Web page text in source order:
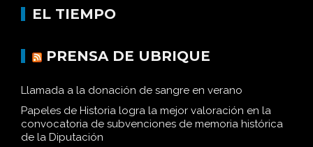
EL TIEMPO
PRENSA DE UBRIQUE
Llamada a la donación de sangre en verano
Papeles de Historia logra la mejor valoración en la
convocatoria de subvenciones de memoria histórica
de la Diputación